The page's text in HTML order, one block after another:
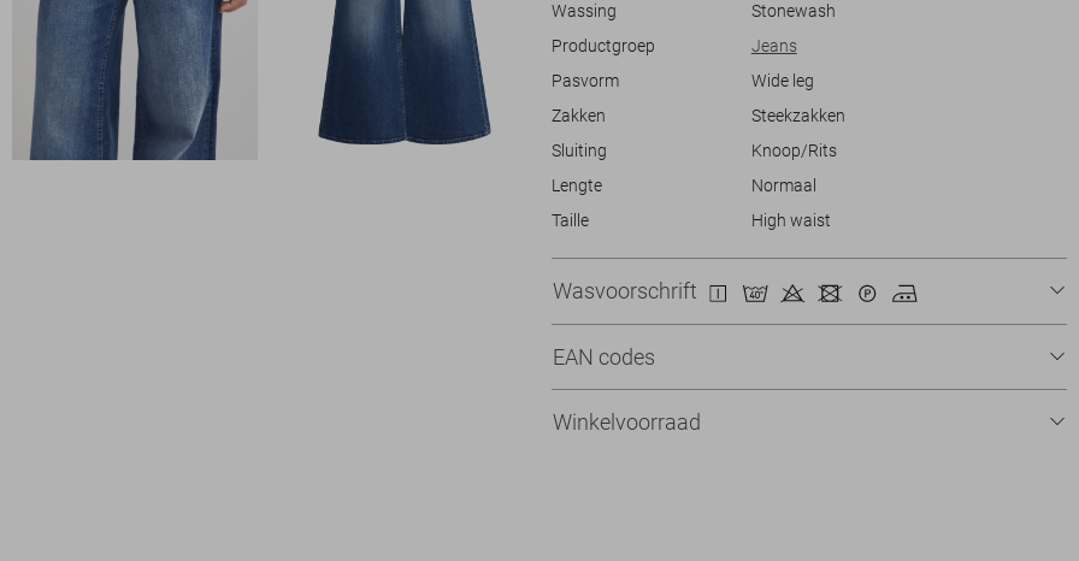
Wassing
Stonewash
Productgroep
Jeans
Pasvorm
Wide leg
Zakken
Steekzakken
Sluiting
Knoop/Rits
Lengte
Normaal
Taille
High waist
Wasvoorschrift
EAN codes
Winkelvoorraad